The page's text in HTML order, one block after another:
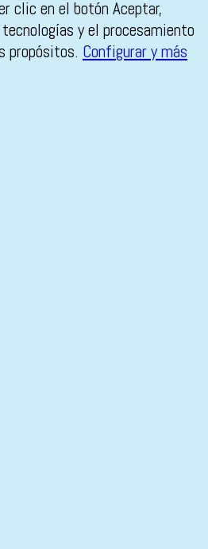
clic en el botón Aceptar,
y el procesamiento
propósitos. Configurar y más